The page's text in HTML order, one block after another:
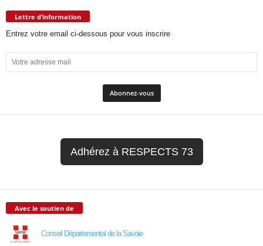
Lettre d’information
Entrez votre email ci-dessous pour vous inscrire
Adhérez à RESPECTS 73
Avec le soutien de
Conseil Départemental de la Savoie